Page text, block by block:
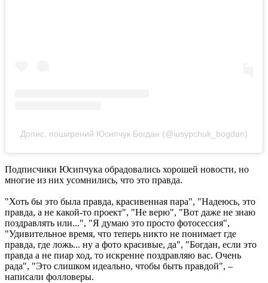
Допис, поширений Юсипчук Богдан (@iusypchuk_bogdan)
Подписчики Юсипчука обрадовались хорошей новости, но
многие из них усомнились, что это правда.
"Хоть бы это была правда, красивенная пара", "Надеюсь, это
правда, а не какой-то проект", "Не верю", "Вот даже не знаю
поздравлять или...", "Я думаю это просто фотосессия",
"Удивительное время, что теперь никто не понимает где
правда, где ложь... ну а фото красивые, да", "Богдан, если это
правда а не пиар ход, то искренне поздравляю вас. Очень
рада", "Это слишком идеально, чтобы быть правдой", –
написали фолловеры.